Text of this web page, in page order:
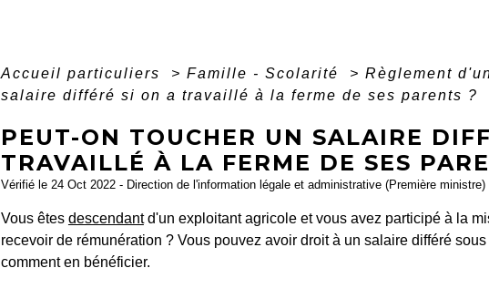
Accueil particuliers > Famille - Scolarité > Règlement
salaire différé si on a travaillé à la ferme de ses parents ?
PEUT-ON TOUCHER UN SALAIRE
TRAVAILLÉ À LA FERME DE SES
Vérifié le 24 Oct 2022 - Direction de l'information légale et administrative (Première ministre)
Vous êtes descendantd'un exploitant agricole et vous avez participé à la
recevoir de rémunération ? Vous pouvez avoir droit à un salaire différé
comment en bénéficier.